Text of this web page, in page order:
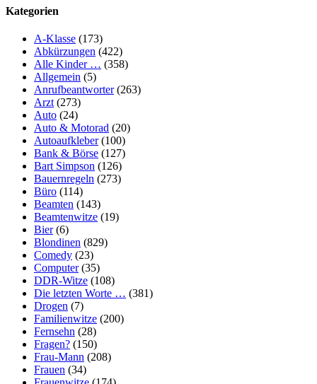
Kategorien
A-Klasse (173)
Abkürzungen (422)
Alle Kinder … (358)
Allgemein (5)
Anrufbeantworter(263)
Arzt(273)
Auto (24)
Auto & Motorad (20)
Autoaufkleber(100)
Bank & Börse (127)
Bart Simpson (126)
Bauernregeln (273)
Büro (114)
Beamten (143)
Beamtenwitze (19)
Bier(6)
Blondinen (829)
Comedy (23)
Computer(35)
DDR-Witze (108)
Die letzten Worte … (381)
Drogen (7)
Familienwitze (200)
Fernsehn (28)
Fragen? (150)
Frau-Mann (208)
Frauen (34)